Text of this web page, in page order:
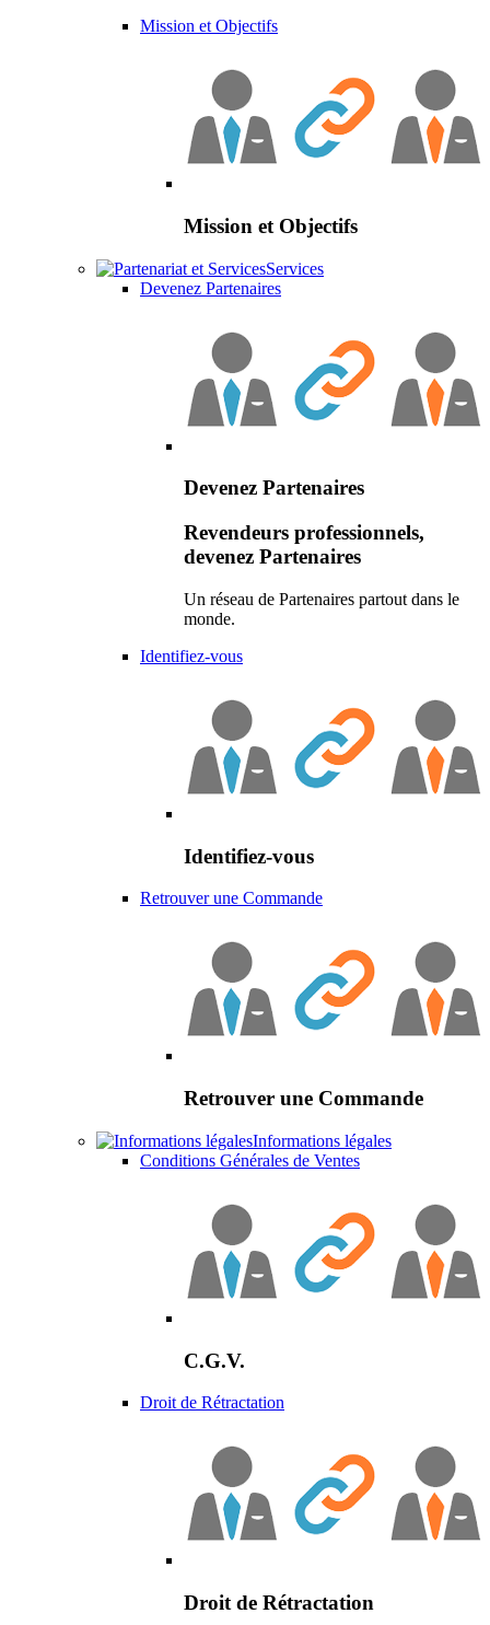
Mission et Objectifs
Mission et Objectifs
Services
Devenez Partenaires
Devenez Partenaires
Revendeurs professionnels,
devenez Partenaires
Un réseau de Partenaires partout dans le
monde.
Identifiez-vous
Identifiez-vous
Retrouver une Commande
Retrouver une Commande
Informations légales
Conditions Générales de Ventes
C.G.V.
Droit de Rétractation
Droit de Rétractation